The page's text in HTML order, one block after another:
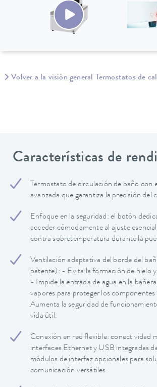
Volver a la visión general Termostatos de
Características de
Termostato de circulación de baño con
avanzada que garantiza la precisión del
Enfoque en la seguridad: el botón
acceder cómodamente al ajuste
contra sobretemperatura durante la
Ventilación adaptativa del borde del
patente): - Evita la formación de hielo
- Impide la entrada de agua en la
vapores para proteger los
Aumenta la seguridad de
vida útil.
Conexión en red flexible: conectividad
interfaces Ethernet y USB integradas
módulos de interfaz opcionales para
comunicación versátiles.